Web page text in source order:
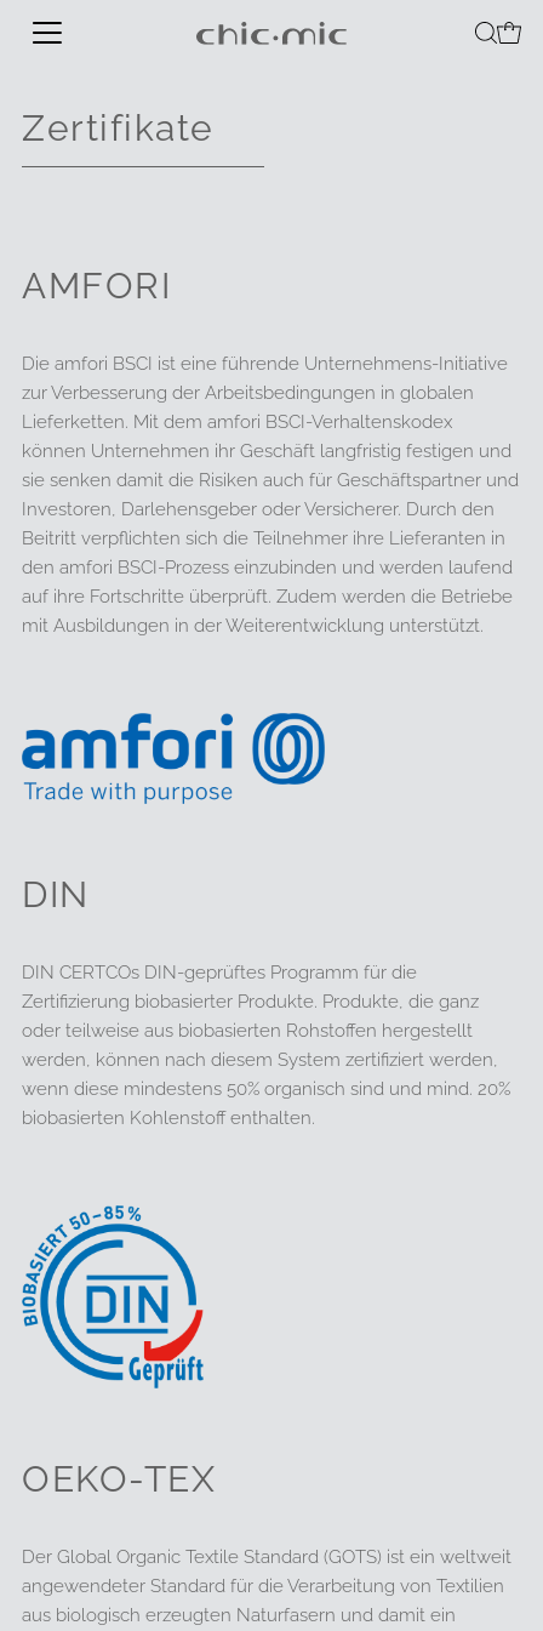
Zertifikate
AMFORI
Die amfori BSCI ist eine führende Unternehmens-Initiative
zur Verbesserung der Arbeitsbedingungen in globalen
Lieferketten. Mit dem amfori BSCI-Verhaltenskodex
können Unternehmen ihr Geschäft langfristig festigen und
sie senken damit die Risiken auch für Geschäftspartner und
Investoren, Darlehensgeber oder Versicherer. Durch den
Beitritt verpflichten sich die Teilnehmer ihre Lieferanten in
den amfori BSCI-Prozess einzubinden und werden laufend
auf ihre Fortschritte überprüft. Zudem werden die Betriebe
mit Ausbildungen in der Weiterentwicklung unterstützt.
DIN
DIN CERTCOs DIN-geprüftes Programm für die
Zertifizierung biobasierter Produkte. Produkte, die ganz
oder teilweise aus biobasierten Rohstoffen hergestellt
werden, können nach diesem System zertifiziert werden,
wenn diese mindestens 50% organisch sind und mind. 20%
biobasierten Kohlenstoff enthalten.
OEKO-TEX
Der Global Organic Textile Standard (GOTS) ist ein weltweit
angewendeter Standard für die Verarbeitung von Textilien
aus biologisch erzeugten Naturfasern und damit ein